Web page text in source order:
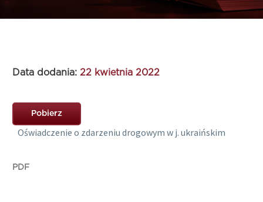
Data dodania: 22 kwietnia 2022
Pobierz
Oświadczenie o zdarzeniu drogowym w j. ukraińskim
PDF